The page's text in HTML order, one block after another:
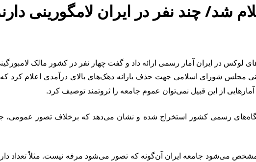
شد/ چند نفر در ایران لامگورینی
لوکس در ایران آمار رسمی ارائه داد و گفت چهار نفر در کشور مالک
پایگاه‌های رسمی کشور استخراج شده و نشان می‌دهد که برخلاف تصور